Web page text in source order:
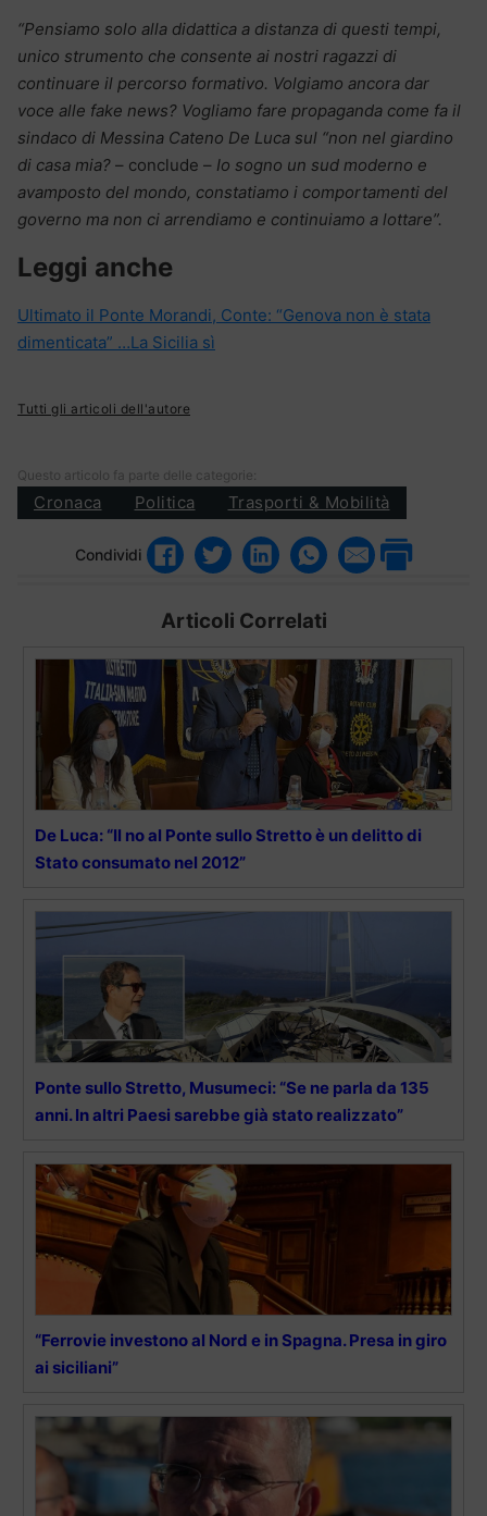
“Pensiamo solo alla didattica a distanza di questi tempi,
unico strumento che consente ai nostri ragazzi di
continuare il percorso formativo. Volgiamo ancora dar
voce alle fake news? Vogliamo fare propaganda come fa il
sindaco di Messina Cateno De Luca sul “non nel giardino
di casa mia? – conclude – Io sogno un sud moderno e
avamposto del mondo, constatiamo i comportamenti del
governo ma non ci arrendiamo e continuiamo a lottare”.
Leggi anche
Ultimato il Ponte Morandi, Conte: “Genova non è stata
dimenticata” …La Sicilia sì
Tutti gli articoli dell'autore
Questo articolo fa parte delle categorie:
Cronaca Politica Trasporti & Mobilità
Condividi
Articoli Correlati
De Luca: “Il no al Ponte sullo Stretto è un delitto di
Stato consumato nel 2012”
Ponte sullo Stretto, Musumeci: “Se ne parla da 135
anni. In altri Paesi sarebbe già stato realizzato”
“Ferrovie investono al Nord e in Spagna. Presa in giro
ai siciliani”